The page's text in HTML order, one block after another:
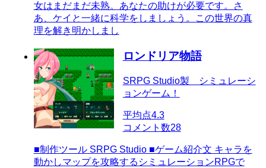
女はまだまだ未熟。あなたの助けが必要です。さ
あ、ケイと一緒に科学をしましょう。この世界の真
理を解き明かしまし
ロンドリア物語
SRPG Studio製 シミュレーシ
ョンゲーム！
平均点4.3
コメント数28
■制作ツール SRPG Studio ■ゲーム紹介文 キャラを
動かしマップを攻略するシミュレーションRPGで